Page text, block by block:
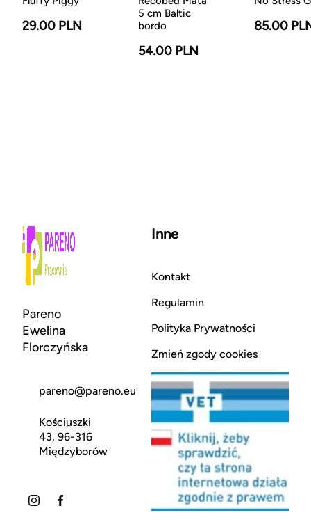
29.00 PLN
5 cm Baltic
bordo
54.00 PLN
85.00
Pareno
Ewelina
Florczyńska
pareno@pareno.eu
Kościuszki
43, 96-316
Międzyborów
Inne
Kontakt
Regulamin
Polityka Prywatności
Zmień zgody cookies